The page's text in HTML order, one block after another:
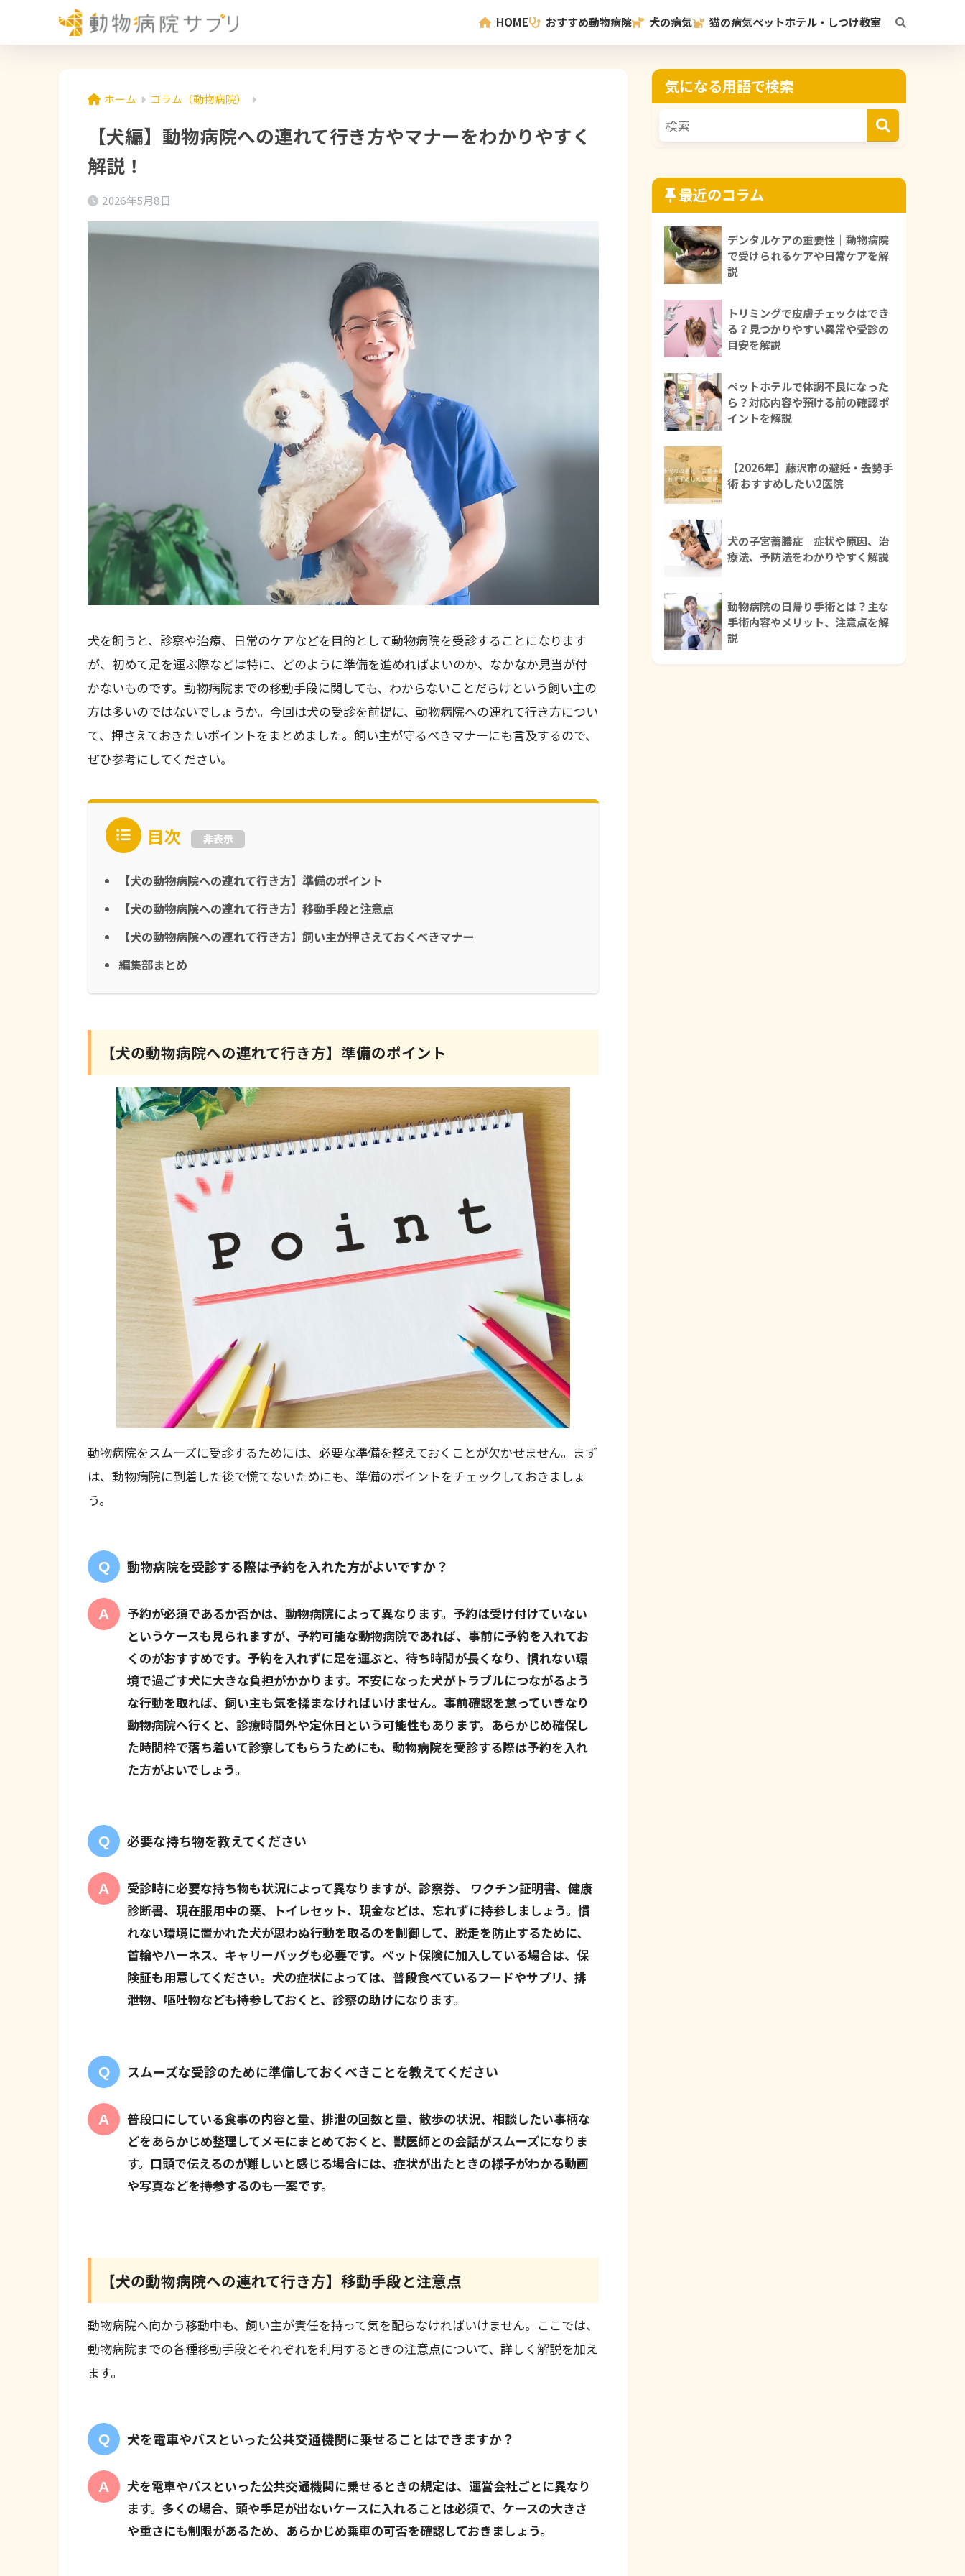
HOME おすすめ動物病院 犬の病気 猫の病気ペットホテル・しつけ教室
ホーム コラム（動物病院）
【犬編】動物病院への連れて行き方やマナーをわかりやすく
解説！
2026年5月8日
犬を飼うと、診察や治療、日常のケアなどを目的として動物病院を受診することになります
が、初めて足を運ぶ際などは特に、どのように準備を進めればよいのか、なかなか見当が付
かないものです。動物病院までの移動手段に関しても、わからないことだらけという飼い主の
方は多いのではないでしょうか。今回は犬の受診を前提に、動物病院への連れて行き方につい
て、押さえておきたいポイントをまとめました。飼い主が守るべきマナーにも言及するので、
ぜひ参考にしてください。
目次 非表示
【犬の動物病院への連れて行き方】準備のポイント
【犬の動物病院への連れて行き方】移動手段と注意点
【犬の動物病院への連れて行き方】飼い主が押さえておくべきマナー
編集部まとめ
【犬の動物病院への連れて行き方】準備のポイント
動物病院をスムーズに受診するためには、必要な準備を整えておくことが欠かせません。まず
は、動物病院に到着した後で慌てないためにも、準備のポイントをチェックしておきましょ
う。
動物病院を受診する際は予約を入れた方がよいですか？
予約が必須であるか否かは、動物病院によって異なります。予約は受け付けていない
というケースも見られますが、予約可能な動物病院であれば、事前に予約を入れてお
くのがおすすめです。予約を入れずに足を運ぶと、待ち時間が長くなり、慣れない環
境で過ごす犬に大きな負担がかかります。不安になった犬がトラブルにつながるよう
な行動を取れば、飼い主も気を揉まなければいけません。事前確認を怠っていきなり
動物病院へ行くと、診療時間外や定休日という可能性もあります。あらかじめ確保し
た時間枠で落ち着いて診察してもらうためにも、動物病院を受診する際は予約を入れ
た方がよいでしょう。
必要な持ち物を教えてください
受診時に必要な持ち物も状況によって異なりますが、診察券、 ワクチン証明書、健康
診断書、現在服用中の薬、トイレセット、現金などは、忘れずに持参しましょう。慣
れない環境に置かれた犬が思わぬ行動を取るのを制御して、脱走を防止するために、
首輪やハーネス、キャリーバッグも必要です。ペット保険に加入している場合は、保
険証も用意してください。犬の症状によっては、普段食べているフードやサプリ、排
泄物、嘔吐物なども持参しておくと、診察の助けになります。
スムーズな受診のために準備しておくべきことを教えてください
普段口にしている食事の内容と量、排泄の回数と量、散歩の状況、相談したい事柄な
どをあらかじめ整理してメモにまとめておくと、獣医師との会話がスムーズになりま
す。口頭で伝えるのが難しいと感じる場合には、症状が出たときの様子がわかる動画
や写真などを持参するのも一案です。
【犬の動物病院への連れて行き方】移動手段と注意点
動物病院へ向かう移動中も、飼い主が責任を持って気を配らなければいけません。ここでは、
動物病院までの各種移動手段とそれぞれを利用するときの注意点について、詳しく解説を加え
ます。
犬を電車やバスといった公共交通機関に乗せることはできますか？
犬を電車やバスといった公共交通機関に乗せるときの規定は、運営会社ごとに異なり
ます。多くの場合、頭や手足が出ないケースに入れることは必須で、ケースの大きさ
や重さにも制限があるため、あらかじめ乗車の可否を確認しておきましょう。
気になる用語で検索
最近のコラム
デンタルケアの重要性｜動物病院
で受けられるケアや日常ケアを解
説
トリミングで皮膚チェックはでき
る？見つかりやすい異常や受診の
目安を解説
ペットホテルで体調不良になった
ら？対応内容や預ける前の確認ポ
イントを解説
【2026年】藤沢市の避妊・去勢手
術 おすすめしたい2医院
犬の子宮蓄膿症｜症状や原因、治
療法、予防法をわかりやすく解説
動物病院の日帰り手術とは？主な
手術内容やメリット、注意点を解
説